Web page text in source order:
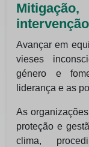
Avançar em
vieses
género e
liderança e as
As
proteção e
clima,